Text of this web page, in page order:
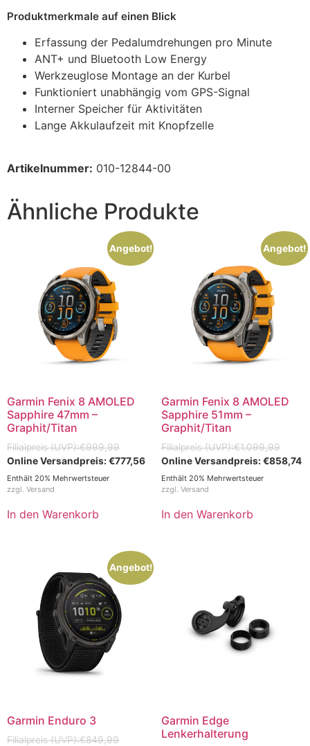
Produktmerkmale auf einen Blick
Erfassung der Pedalumdrehungen pro Minute
ANT+ und Bluetooth Low Energy
Werkzeuglose Montage an der Kurbel
Funktioniert unabhängig vom GPS-Signal
Interner Speicher für Aktivitäten
Lange Akkulaufzeit mit Knopfzelle
Artikelnummer: 010-12844-00
Ähnliche Produkte
Angebot!
Garmin Fenix 8 AMOLED
Sapphire 47mm –
Graphit/Titan
€999,99
€777,56
Enthält 20% Mehrwertsteuer
zzgl. Versand
In den Warenkorb
Angebot!
Garmin Fenix 8 AMOLED
Sapphire 51mm –
Graphit/Titan
€1.099,99
€858,74
Enthält 20% Mehrwertsteuer
zzgl. Versand
In den Warenkorb
Angebot!
Garmin Enduro 3
€849,99
Garmin Edge
Lenkerhalterung